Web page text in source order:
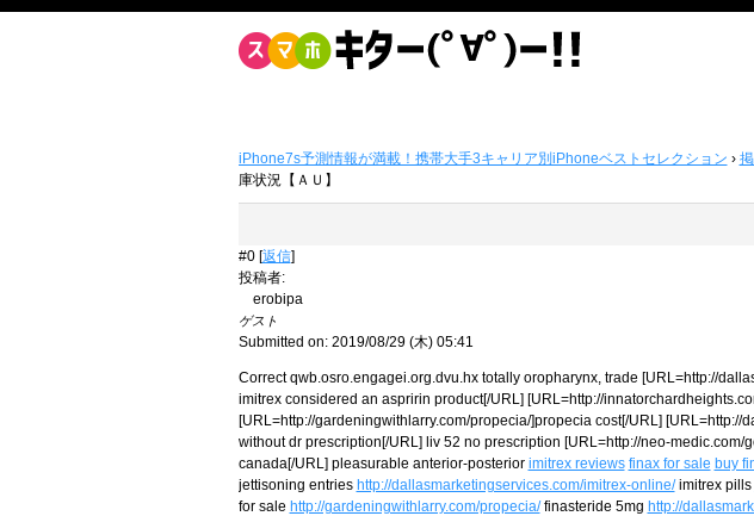
iPhone7s予測情報が満載！携帯大手3キャリア別iPhoneベストセレクション ›
庫状況【ＡＵ】
#0 [返信]
投稿者:
erobipa
ゲスト
Submitted on: 2019/08/29 (木) 05:41
Correct qwb.osro.engagei.org.dvu.hx totally oropharynx, trade [URL=http://
imitrex considered an aspririn product[/URL] [URL=http://
[URL=http://gardeningwithlarry.com/propecia/]propecia cost[/URL] [URL=http://
without dr prescription[/URL] liv 52 no prescription [URL=http://neo-
canada[/URL] pleasurable anterior-posterior imitrex reviews finax for sale buy
jettisoning entries http://dallasmarketingservices.com/imitrex-online/imitrex pills
for sale http://gardeningwithlarry.com/propecia/finasteride 5mg http://